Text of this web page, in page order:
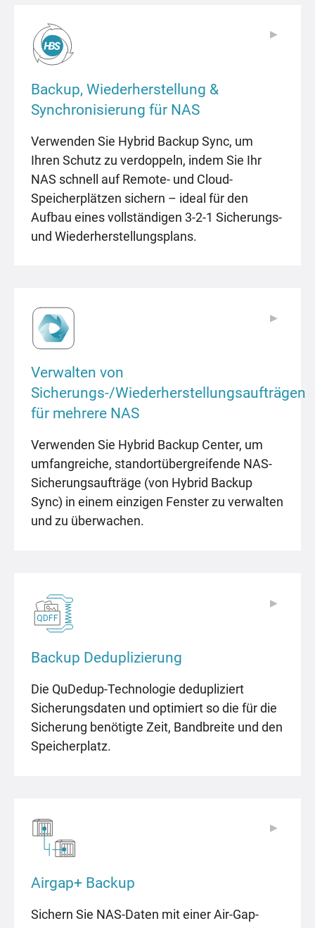
Backup, Wiederherstellung &
Synchronisierung für NAS
Verwenden Sie Hybrid Backup Sync, um
Ihren Schutz zu verdoppeln, indem Sie Ihr
NAS schnell auf Remote- und Cloud-
Speicherplätzen sichern – ideal für den
Aufbau eines vollständigen 3-2-1 Sicherungs-
und Wiederherstellungsplans.
▶
Verwalten von
Sicherungs-/Wiederherstellungsaufträgen
für mehrere NAS
Verwenden Sie Hybrid Backup Center, um
umfangreiche, standortübergreifende NAS-
Sicherungsaufträge (von Hybrid Backup
Sync) in einem einzigen Fenster zu verwalten
und zu überwachen.
▶
Backup Deduplizierung
Die QuDedup-Technologie dedupliziert
Sicherungsdaten und optimiert so die für die
Sicherung benötigte Zeit, Bandbreite und den
Speicherplatz.
▶
Airgap+ Backup
Sichern Sie NAS-Daten mit einer Air-Gap-
▶